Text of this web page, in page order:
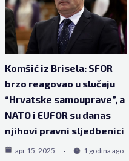
Komšić iz Brisela: SFOR
brzo reagovao u slučaju
“Hrvatske samouprave”, a
NATO i EUFOR su danas
njihovi pravni sljedbenici
apr 15, 2025 1 godina ago